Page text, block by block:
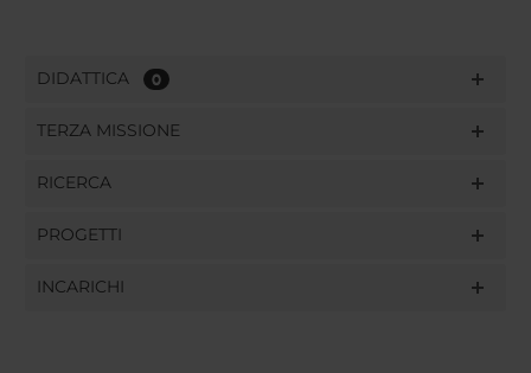
DIDATTICA 0
TERZA MISSIONE
RICERCA
PROGETTI
INCARICHI